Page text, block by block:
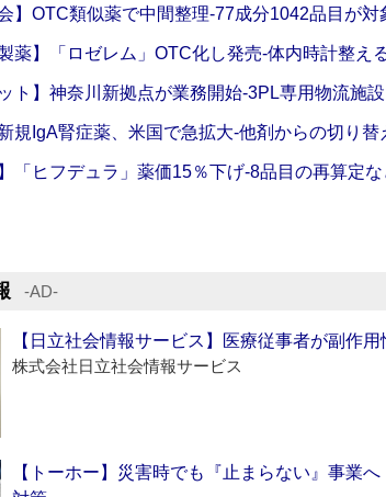
】OTC類似薬で中間整理‐77成分1042品目が対
薬】「ロゼレム」OTC化し発売‐体内時計整え
ト】神奈川新拠点が業務開始‐3PL専用物流施設
規IgA腎症薬、米国で急拡大‐他剤からの切り替
「ヒフデュラ」薬価15％下げ‐8品目の再算定
‐AD‐
【日立社会情報サービス】医療従事者が副作
株式会社日立社会情報サービス
【トーホー】災害時でも『止まらない』事業